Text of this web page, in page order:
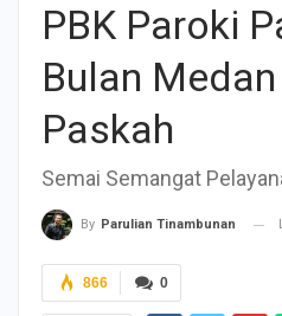
PBK Paroki
Bulan
Paskah
Semai Semangat
By Parulian Tinambunan
0
866